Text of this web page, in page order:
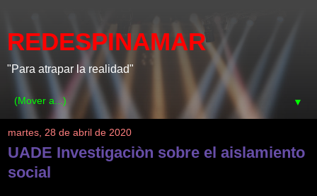
REDESPINAMAR
"Para atrapar la realidad"
▼
martes, 28 de abril de 2020
UADE Investigaciòn sobre el aislamiento
social